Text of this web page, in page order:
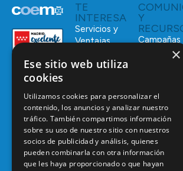
C/ Mauricio
Legendre,
28046
Madrid
91 561 29 05
informacion@coem.org.es
TE
INTERESA
Servicios y
Ventajas
Bolsa de
Empleo
Continuada
Tablón de
anuncios
Y
Campañas
×
Ese sitio web utiliza
cookies
Utilizamos cookies para personalizar el
contenido, los anuncios y analizar nuestro
tráfico. También compartimos información
sobre su uso de nuestro sitio con nuestros
socios de publicidad y análisis, quienes
pueden combinarla con otra información
que les haya proporcionado o que hayan